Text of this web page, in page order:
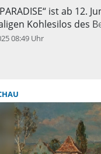
ist ab 12.
Kohlesilos des
08:49 Uhr